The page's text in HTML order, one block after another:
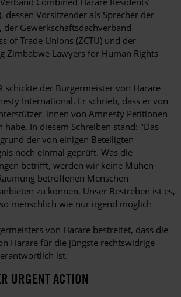
dessen Vorsitzender als Sprecher der
Gewerkschaftsdachverband
of Trade Unions (ZCTU) und der
Zimbabwe Lawyers for Human Rights
schickte der Bürgermeister von Harare
International. Er schrieb, dass er von
von Amnesty Petitionen
habe. In diesem Schreiben stand: "Das
der von einigen Beteiligten
noch einmal geprüft. Was die
betrifft, werden wir keine Mühen
betroffenen Menschen
zu können. Unser Bestreben ist es,
menschlich wie nur irgend möglich
von Harare bestreitet, dass die
Harare für die jüngste rechtswidrige
ist.
URGENT ACTION